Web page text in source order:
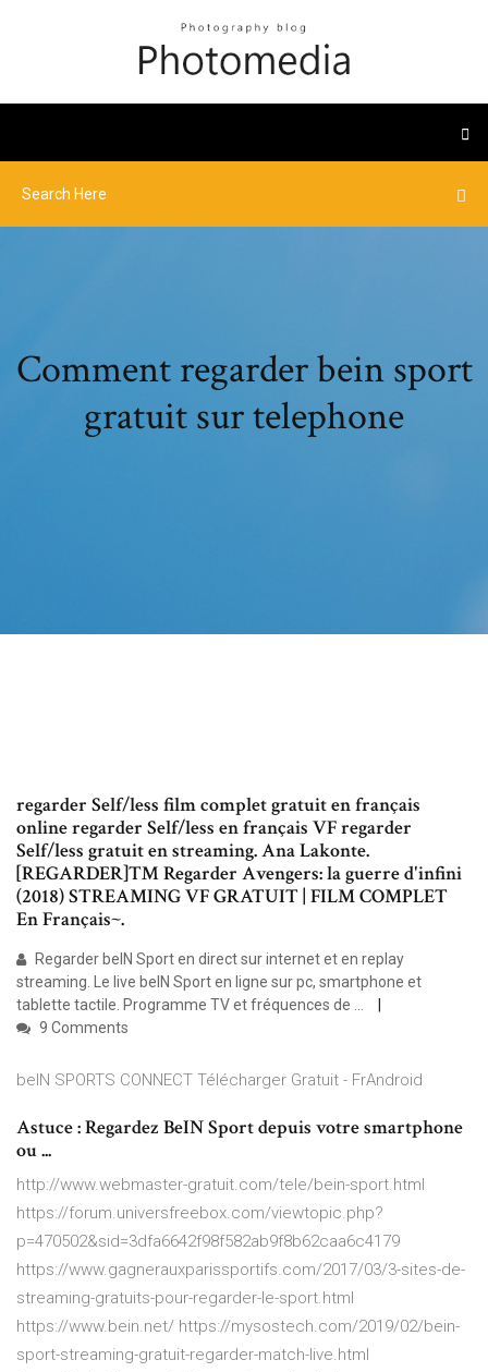
Comment regarder bein sport
gratuit sur telephone
regarder Self/less film complet gratuit en français
online regarder Self/less en français VF regarder
Self/less gratuit en streaming. Ana Lakonte.
[REGARDER]™ Regarder Avengers: la guerre d'infini
(2018) STREAMING VF GRATUIT | FILM COMPLET
En Français~.
Regarder beIN Sport en direct sur internet et en replay
streaming. Le live beIN Sport en ligne sur pc, smartphone et
tablette tactile. Programme TV et fréquences de ...
9 Comments
beIN SPORTS CONNECT Télécharger Gratuit - FrAndroid
Astuce : Regardez BeIN Sport depuis votre smartphone
ou ...
http://www.webmaster-gratuit.com/tele/bein-sport.html
https://forum.universfreebox.com/viewtopic.php?
p=470502&sid=3dfa6642f98f582ab9f8b62caa6c4179
https://www.gagnerauxparissportifs.com/2017/03/3-sites-de-
streaming-gratuits-pour-regarder-le-sport.html
https://www.bein.net/ https://mysostech.com/2019/02/bein-
sport-streaming-gratuit-regarder-match-live.html